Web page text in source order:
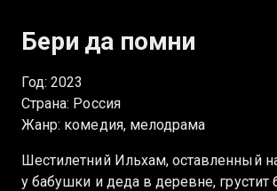
Бери да помни
Год: 2023
Страна: Россия
Жанр: комедия, мелодрама
Шестилетний Ильхам, оставленный
у бабушки и деда в деревне, грустит